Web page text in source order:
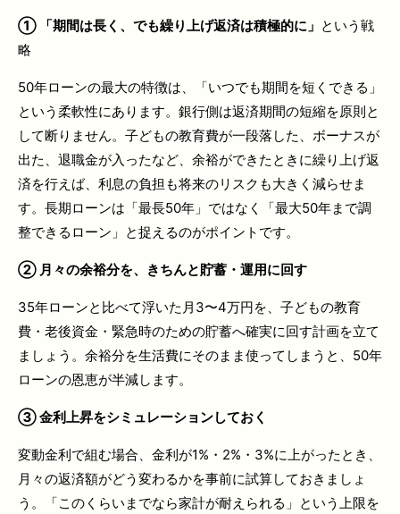
① 「期間は長く、でも繰り上げ返済は積極的に」 という戦
略
50年ローンの最大の特徴は、「いつでも期間を短くできる」
という柔軟性にあります。銀行側は返済期間の短縮を原則と
して断りません。子どもの教育費が一段落した、ボーナスが
出た、退職金が入ったなど、余裕ができたときに繰り上げ返
済を行えば、利息の負担も将来のリスクも大きく減らせま
す。長期ローンは「最長50年」ではなく「最大50年まで調
整できるローン」と捉えるのがポイントです。
② 月々の余裕分を、きちんと貯蓄・運用に回す
35年ローンと比べて浮いた月3〜4万円を、子どもの教育
費・老後資金・緊急時のための貯蓄へ確実に回す計画を立て
ましょう。余裕分を生活費にそのまま使ってしまうと、50年
ローンの恩恵が半減します。
③金利上昇をシミュレーションしておく
変動金利で組む場合、金利が1%・2%・3%に上がったとき、
月々の返済額がどう変わるかを事前に試算しておきましょ
う。「このくらいまでなら家計が耐えられる」という上限を